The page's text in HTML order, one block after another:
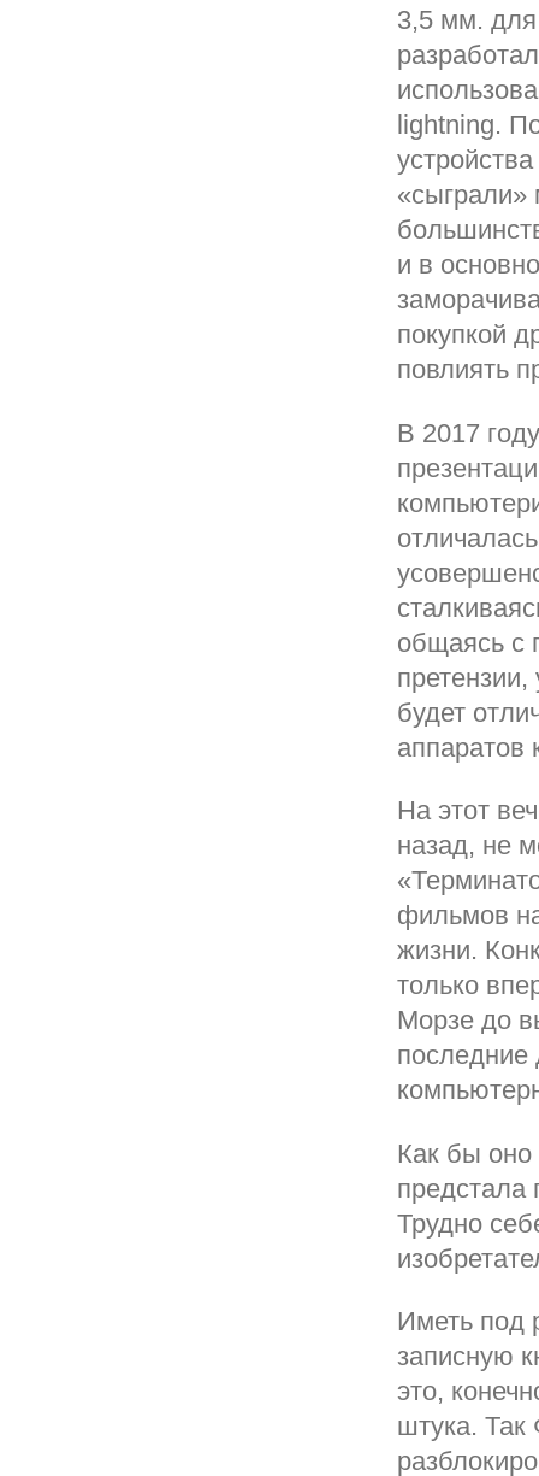
3,5 мм. для
lightning.
«сыграли»
и в
покупкой
повлиять
В 2017
общаясь с
будет
аппаратов
На этот
назад, не
фильмов
жизни.
только
Морзе до
последние
Как бы оно
Трудно
Иметь под
записную
это,
штука. Так